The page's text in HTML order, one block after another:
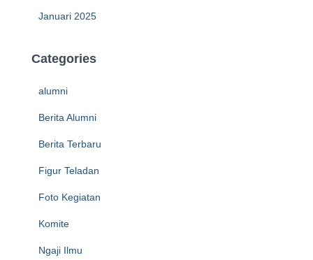
Januari 2025
Categories
alumni
Berita Alumni
Berita Terbaru
Figur Teladan
Foto Kegiatan
Komite
Ngaji Ilmu